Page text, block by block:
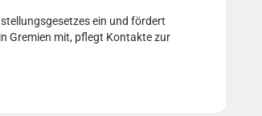
ein und fördert
Gremien mit, pflegt Kontakte zur